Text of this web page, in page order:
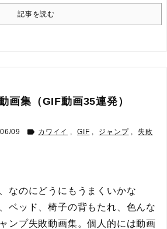
記事を読む
画集（GIF動画35連発）
09  カワイイ , GIF , ジャンプ ,
失敗
なのにどうにもうまくいかな
ベッド、椅子の背もたれ、色んな
ンプ失敗動画集。個人的には動画